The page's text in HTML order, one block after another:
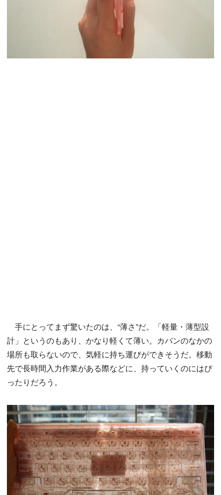
手にとってまず驚いたのは、“薄さ”だ。「軽量・薄型設
計」というのもあり、かなり軽くて薄い。カバンのなかの
場所も取らないので、気軽に持ち運びができそうだ。移動
先で長時間入力作業がある際などに、持っていくのにはぴ
ったりだろう。